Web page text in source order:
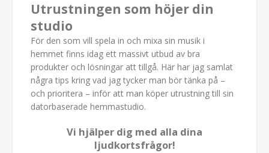
Utrustningen som höjer din
studio
För den som vill spela in och mixa sin musik i
hemmet finns idag ett massivt utbud av bra
produkter och lösningar att tillgå. Här har jag samlat
några tips kring vad jag tycker man bör tänka på –
och prioritera – inför att man köper utrustning till sin
datorbaserade hemmastudio.
Vi hjälper dig med alla dina
ljudkortsfrågor!